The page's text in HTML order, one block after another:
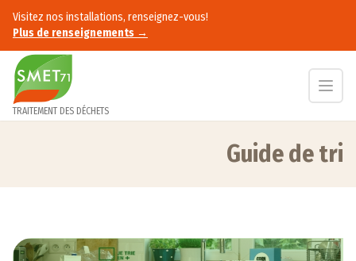
Accès au contenu
Visitez nos installations, renseignez-vous!
Plus de renseignements →
TRAITEMENT DES DÉCHETS
Guide de tri